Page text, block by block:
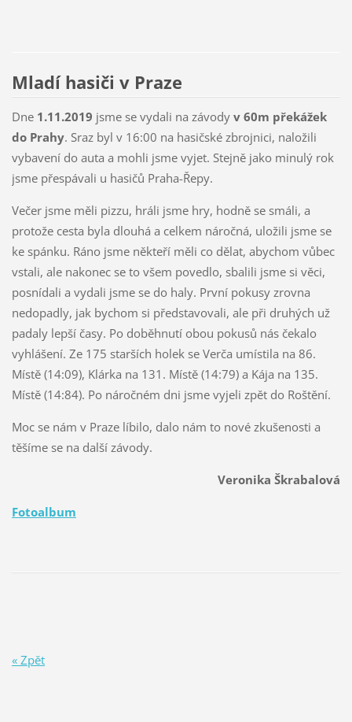
Mladí hasiči v Praze
Dne 1.11.2019 jsme se vydali na závody v 60m překážek
do Prahy. Sraz byl v 16:00 na hasičské zbrojnici, naložili
vybavení do auta a mohli jsme vyjet. Stejně jako minulý rok
jsme přespávali u hasičů Praha-Řepy.
Večer jsme měli pizzu, hráli jsme hry, hodně se smáli, a
protože cesta byla dlouhá a celkem náročná, uložili jsme se
ke spánku. Ráno jsme někteří měli co dělat, abychom vůbec
vstali, ale nakonec se to všem povedlo, sbalili jsme si věci,
posnídali a vydali jsme se do haly. První pokusy zrovna
nedopadly, jak bychom si představovali, ale při druhých už
padaly lepší časy. Po doběhnutí obou pokusů nás čekalo
vyhlášení. Ze 175 starších holek se Verča umístila na 86.
Místě (14:09), Klárka na 131. Místě (14:79) a Kája na 135.
Místě (14:84). Po náročném dni jsme vyjeli zpět do Roštění.
Moc se nám v Praze líbilo, dalo nám to nové zkušenosti a
těšíme se na další závody.
Veronika Škrabalová
Fotoalbum
« Zpět